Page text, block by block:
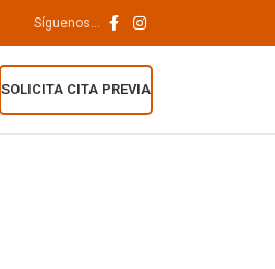
Síguenos...
SOLICITA CITA PREVIA